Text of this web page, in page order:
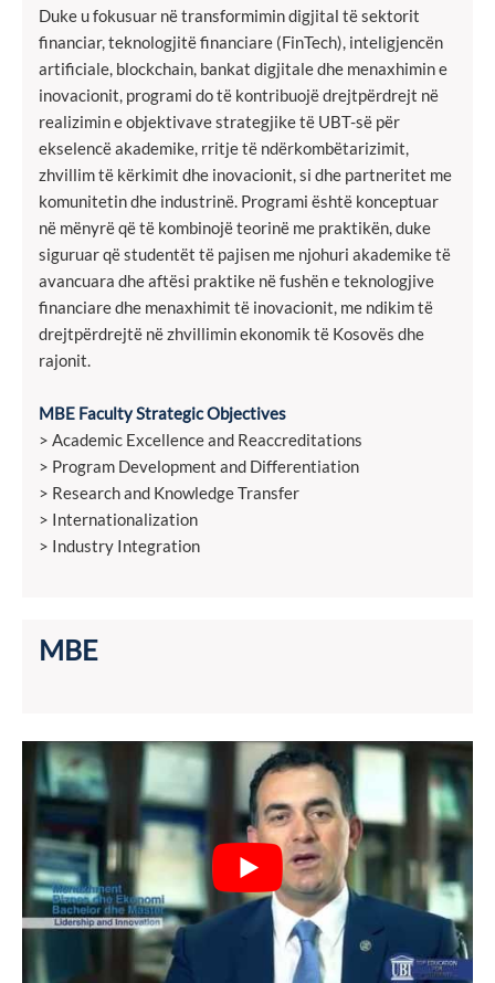
Duke u fokusuar në transformimin digjital të sektorit
financiar, teknologjitë financiare (FinTech), inteligjencën
artificiale, blockchain, bankat digjitale dhe menaxhimin e
inovacionit, programi do të kontribuojë drejtpërdrejt në
realizimin e objektivave strategjike të UBT-së për
ekselencë akademike, rritje të ndërkombëtarizimit,
zhvillim të kërkimit dhe inovacionit, si dhe partneritet me
komunitetin dhe industrinë. Programi është konceptuar
në mënyrë që të kombinojë teorinë me praktikën, duke
siguruar që studentët të pajisen me njohuri akademike të
avancuara dhe aftësi praktike në fushën e teknologjive
financiare dhe menaxhimit të inovacionit, me ndikim të
drejtpërdrejtë në zhvillimin ekonomik të Kosovës dhe
rajonit.
MBE Faculty Strategic Objectives
> Academic Excellence and Reaccreditations
> Program Development and Differentiation
> Research and Knowledge Transfer
> Internationalization
> Industry Integration
MBE